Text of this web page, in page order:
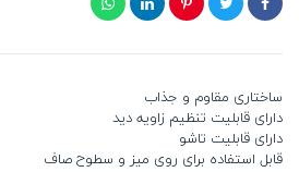
ساختاری مقاوم و جذاب
دارای قابلیت تنظیم زاویه دید
دارای قابلیت تاشو
قابل استفاده برای روی میز و سطوح صاف